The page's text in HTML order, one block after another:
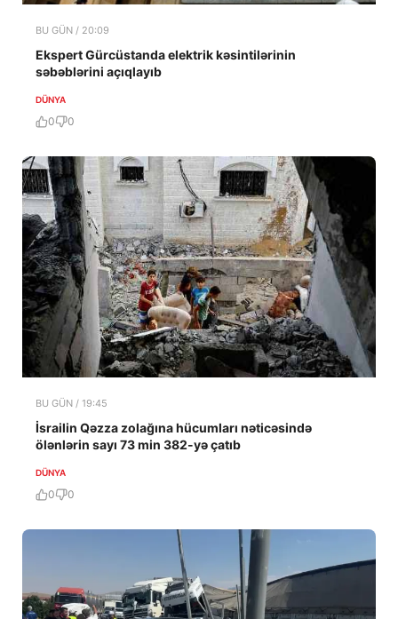
BU GÜN / 20:09
Ekspert Gürcüstanda elektrik kəsintilərinin
səbəblərini açıqlayıb
DÜNYA
0 0
BU GÜN / 19:45
İsrailin Qəzza zolağına hücumları nəticəsində
ölənlərin sayı 73 min 382-yə çatıb
DÜNYA
0 0